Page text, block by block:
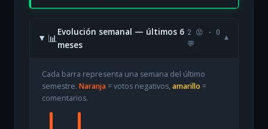
📊
Evolución semanal — últimos 6
meses
2 😡 · 0
💬
▾
Cada barra representa una semana del último
semestre. Naranja= votos negativos, amarillo =
comentarios.